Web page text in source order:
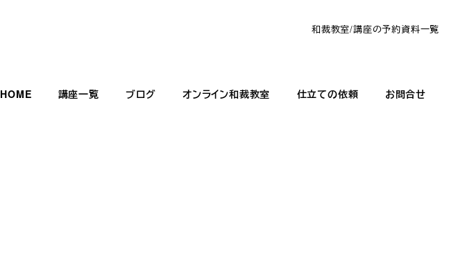
和裁教室/講座の予約資料一覧
HOME 講座一覧 ブログ オンライン和裁教室 仕立ての依頼 お問合せ